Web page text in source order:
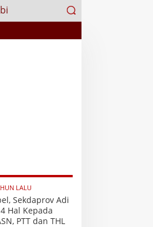
Search
for:
LALU
Sekdaprov Adi
Hal Kepada
PTT dan THL